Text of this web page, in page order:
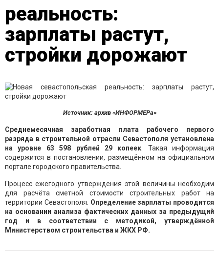
реальность:
зарплаты растут,
стройки дорожают
Источник: архив «ИНФОРМЕРа»
Среднемесячная заработная плата рабочего первого
разряда в строительной отрасли Севастополя установлена
на уровне 63 598 рублей 29 копеек . Такая информация
содержится в постановлении, размещённом на официальном
портале городского правительства.
Процесс ежегодного утверждения этой величины необходим
для расчёта сметной стоимости строительных работ на
территории Севастополя. Определение зарплаты проводится
на основании анализа фактических данных за предыдущий
год и в соответствии с методикой, утверждённой
Министерством строительства и ЖКХ РФ.